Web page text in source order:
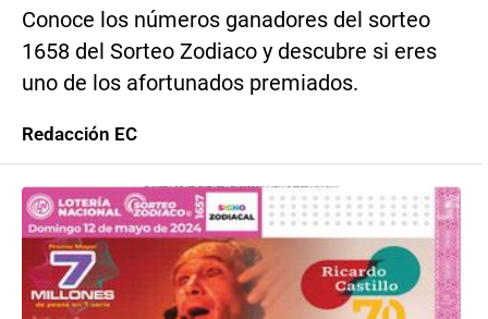
Conoce los números ganadores del sorteo
1658 del Sorteo Zodiaco y descubre si eres
uno de los afortunados premiados.
Redacción EC